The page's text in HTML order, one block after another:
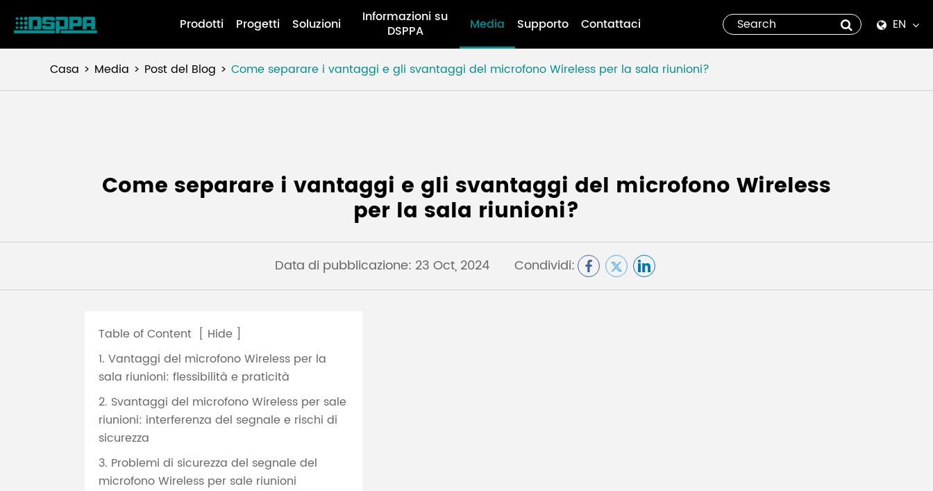
Prodotti Progetti Soluzioni
Informazioni su
DSPPA
Media Supporto Contattaci
EN
Español
Casa Media Post del Blog Come separare i vantaggi e gli svantaggi del microfono Wireless per la sala riunioni?
Come separare i vantaggi e gli svantaggi del microfono Wireless
per la sala riunioni?
Data di pubblicazione: 23 Oct, 2024 Condividi:
Table of Content [ Hide ]
1. Vantaggi del microfono Wireless per la
sala riunioni: flessibilità e praticità
2. Svantaggi del microfono Wireless per sale
riunioni: interferenza del segnale e rischi di
sicurezza
3. Problemi di sicurezza del segnale del
microfono Wireless per sale riunioni